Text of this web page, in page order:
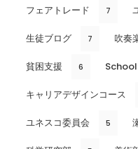
フェアトレード 7
生徒ブログ 7 吹奏
貧困支援 6
キャリアデザインコース
ユネスコ委員会 5